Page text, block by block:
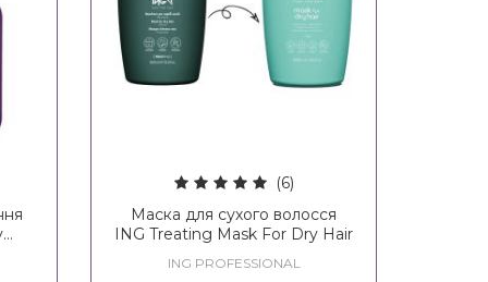
(6)
Маска для сухого волосся
ING Treating Mask For Dry Hair
ING PROFESSIONAL